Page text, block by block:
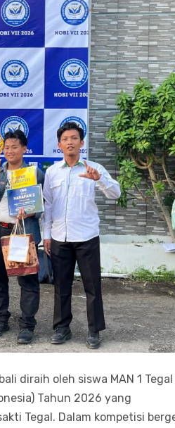
diraih oleh siswa MAN 1 Tegal
Tahun 2026 yang
Tegal. Dalam kompetisi